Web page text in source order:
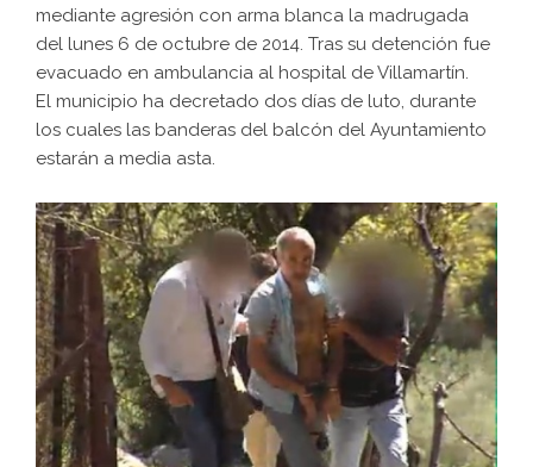
mediante agresión con arma blanca la madrugada
del lunes 6 de octubre de 2014. Tras su detención fue
evacuado en ambulancia al hospital de Villamartín.
El municipio ha decretado dos días de luto, durante
los cuales las banderas del balcón del Ayuntamiento
estarán a media asta.